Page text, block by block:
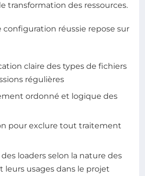
transformation des ressources.
configuration réussie repose sur
claire des types de fichiers
régulières
ordonné et logique des
pour exclure tout traitement
des loaders selon la nature des
leurs usages dans le projet